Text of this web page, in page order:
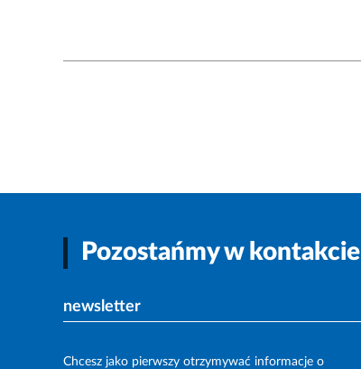
Pozostańmy w kontakcie
newsletter
Chcesz jako pierwszy otrzymywać informacje o